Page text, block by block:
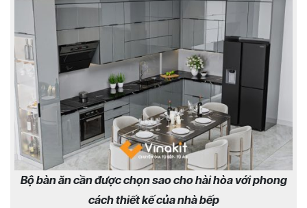
Bộ bàn ăn cần được chọn sao cho hài hòa với phong
cách thiết kế của nhà bếp